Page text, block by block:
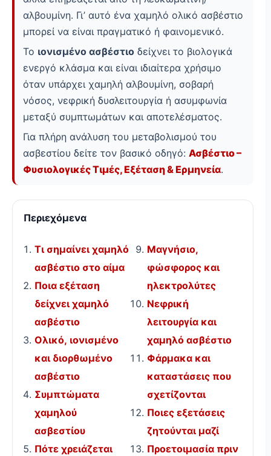
αλβουμίνη. Γι’ αυτό ένα χαμηλό ολικό ασβέστιο
μπορεί να είναι πραγματικό ή φαινομενικό.
Το ιονισμένο ασβέστιο δείχνει το βιολογικά
ενεργό κλάσμα και είναι ιδιαίτερα χρήσιμο
όταν υπάρχει χαμηλή αλβουμίνη, σοβαρή
νόσος, νεφρική δυσλειτουργία ή ασυμφωνία
μεταξύ συμπτωμάτων και αποτελέσματος.
Για πλήρη ανάλυση του μεταβολισμού του
ασβεστίου δείτε τον βασικό οδηγό: Ασβέστιο –
Φυσιολογικές Τιμές, Εξέταση & Ερμηνεία.
Περιεχόμενα
Τι σημαίνει χαμηλό
ασβέστιο στο αίμα
Ποια εξέταση
δείχνει χαμηλό
ασβέστιο
Ολικό, ιονισμένο
και διορθωμένο
ασβέστιο
Συμπτώματα
χαμηλού
ασβεστίου
Πότε χρειάζεται
Μαγνήσιο,
φώσφορος και
ηλεκτρολύτες
Νεφρική
λειτουργία και
χαμηλό ασβέστιο
Φάρμακα και
καταστάσεις που
σχετίζονται
Ποιες εξετάσεις
ζητούνται μαζί
Προετοιμασία πριν